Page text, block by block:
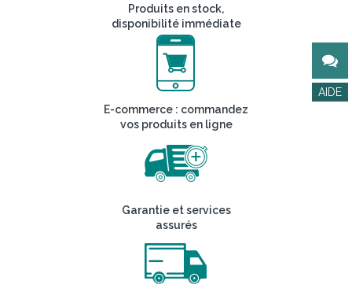
Produits en stock,
disponibilité immédiate
E-commerce : commandez
vos produits en ligne
Garantie et services
assurés